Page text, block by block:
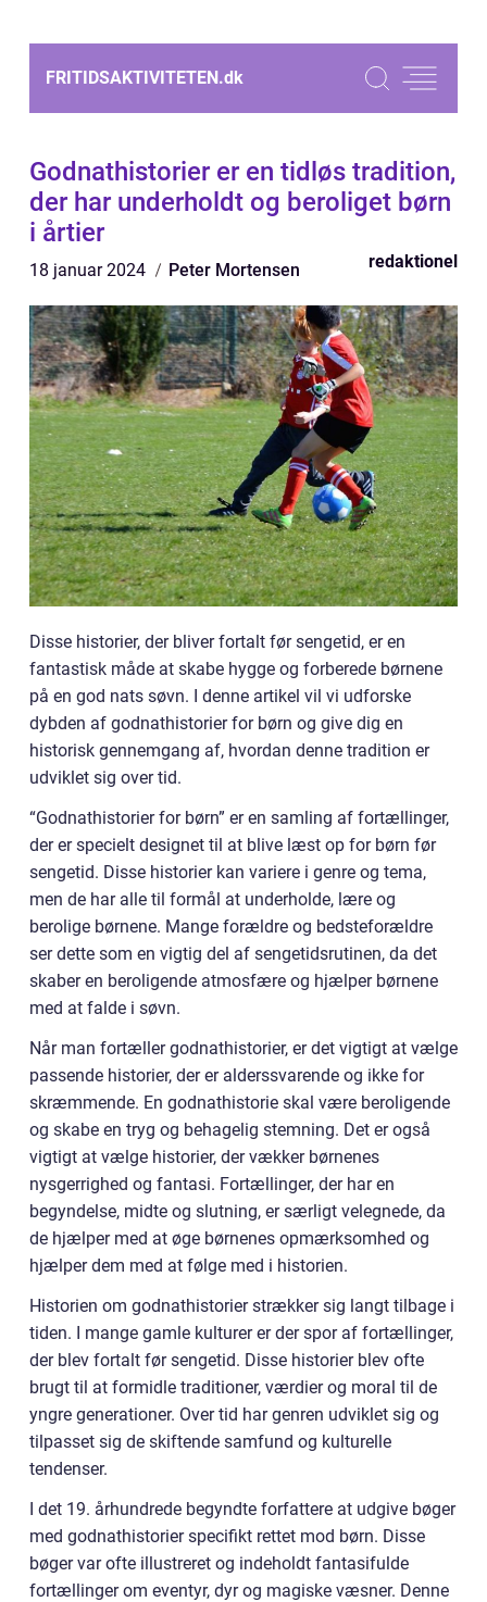
FRITIDSAKTIVITETEN.dk
Godnathistorier er en tidløs tradition,
der har underholdt og beroliget børn
i årtier
18 januar 2024 Peter Mortensen redaktionel
Disse historier, der bliver fortalt før sengetid, er en
fantastisk måde at skabe hygge og forberede børnene
på en god nats søvn. I denne artikel vil vi udforske
dybden af godnathistorier for børn og give dig en
historisk gennemgang af, hvordan denne tradition er
udviklet sig over tid.
“Godnathistorier for børn” er en samling af fortællinger,
der er specielt designet til at blive læst op for børn før
sengetid. Disse historier kan variere i genre og tema,
men de har alle til formål at underholde, lære og
berolige børnene. Mange forældre og bedsteforældre
ser dette som en vigtig del af sengetidsrutinen, da det
skaber en beroligende atmosfære og hjælper børnene
med at falde i søvn.
Når man fortæller godnathistorier, er det vigtigt at vælge
passende historier, der er alderssvarende og ikke for
skræmmende. En godnathistorie skal være beroligende
og skabe en tryg og behagelig stemning. Det er også
vigtigt at vælge historier, der vækker børnenes
nysgerrighed og fantasi. Fortællinger, der har en
begyndelse, midte og slutning, er særligt velegnede, da
de hjælper med at øge børnenes opmærksomhed og
hjælper dem med at følge med i historien.
Historien om godnathistorier strækker sig langt tilbage i
tiden. I mange gamle kulturer er der spor af fortællinger,
der blev fortalt før sengetid. Disse historier blev ofte
brugt til at formidle traditioner, værdier og moral til de
yngre generationer. Over tid har genren udviklet sig og
tilpasset sig de skiftende samfund og kulturelle
tendenser.
I det 19. århundrede begyndte forfattere at udgive bøger
med godnathistorier specifikt rettet mod børn. Disse
bøger var ofte illustreret og indeholdt fantasifulde
fortællinger om eventyr, dyr og magiske væsner. Denne